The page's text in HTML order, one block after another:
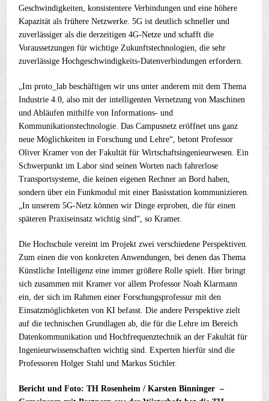
Geschwindigkeiten, konsistentere Verbindungen und eine höhere
Kapazität als frühere Netzwerke. 5G ist deutlich schneller und
zuverlässiger als die derzeitigen 4G-Netze und schafft die
Voraussetzungen für wichtige Zukunftstechnologien, die sehr
zuverlässige Hochgeschwindigkeits-Datenverbindungen erfordern.
„Im proto_lab beschäftigen wir uns unter anderem mit dem Thema
Industrie 4.0, also mit der intelligenten Vernetzung von Maschinen
und Abläufen mithilfe von Informations- und
Kommunikationstechnologie. Das Campusnetz eröffnet uns ganz
neue Möglichkeiten in Forschung und Lehre“, betont Professor
Oliver Kramer von der Fakultät für Wirtschaftsingenieurwesen. Ein
Schwerpunkt im Labor sind seinen Worten nach fahrerlose
Transportsysteme, die keinen eigenen Rechner an Bord haben,
sondern über ein Funkmodul mit einer Basisstation kommunizieren.
„In unserem 5G-Netz können wir Dinge erproben, die für einen
späteren Praxiseinsatz wichtig sind“, so Kramer.
Die Hochschule vereint im Projekt zwei verschiedene Perspektiven.
Zum einen die von konkreten Anwendungen, bei denen das Thema
Künstliche Intelligenz eine immer größere Rolle spielt. Hier bringt
sich zusammen mit Kramer vor allem Professor Noah Klarmann
ein, der sich im Rahmen einer Forschungsprofessur mit den
Einsatzmöglichketen von KI befasst. Die andere Perspektive zielt
auf die technischen Grundlagen ab, die für die Lehre im Bereich
Datenkommunikation und Hochfrequenztechnik an der Fakultät für
Ingenieurwissenschaften wichtig sind. Experten hierfür sind die
Professoren Holger Stahl und Markus Stichler.
Bericht und Foto: TH Rosenheim / Karsten Binninger –